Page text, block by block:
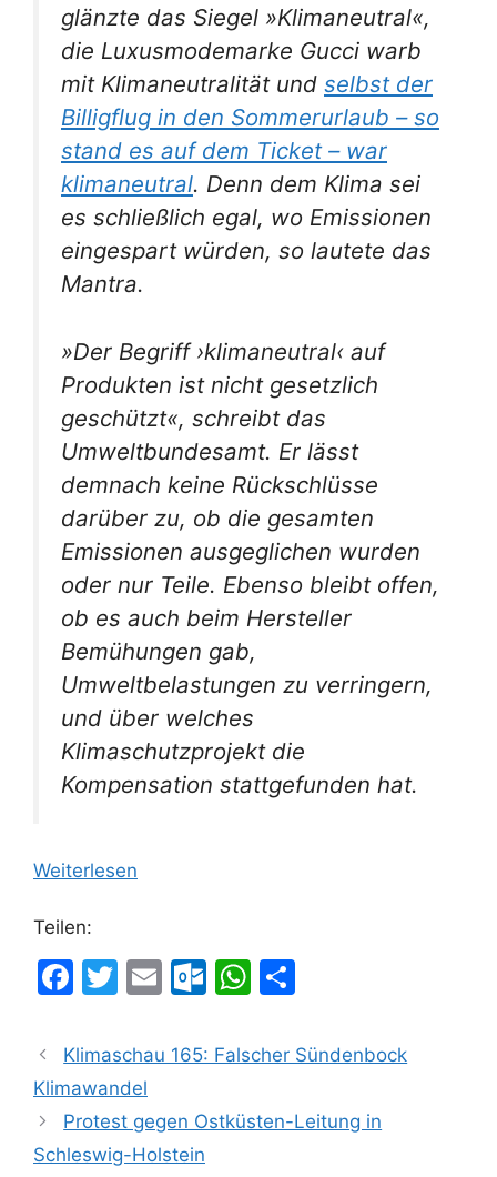
glänzte das Siegel »Klimaneutral«,
die Luxusmodemarke Gucci warb
mit Klimaneutralität und selbst der
Billigflug in den Sommerurlaub – so
stand es auf dem Ticket – war
klimaneutral. Denn dem Klima sei
es schließlich egal, wo Emissionen
eingespart würden, so lautete das
Mantra.
»Der Begriff ›klimaneutral‹ auf
Produkten ist nicht gesetzlich
geschützt«, schreibt das
Umweltbundesamt. Er lässt
demnach keine Rückschlüsse
darüber zu, ob die gesamten
Emissionen ausgeglichen wurden
oder nur Teile. Ebenso bleibt offen,
ob es auch beim Hersteller
Bemühungen gab,
Umweltbelastungen zu verringern,
und über welches
Klimaschutzprojekt die
Kompensation stattgefunden hat.
Weiterlesen
Teilen:
F
c
e
b
o
T
itt
er
E
ai
O
lo
k.
W
at
A
le
Klimaschau 165: Falscher Sündenbock
Klimawandel
Protest gegen Ostküsten-Leitung in
Schleswig-Holstein